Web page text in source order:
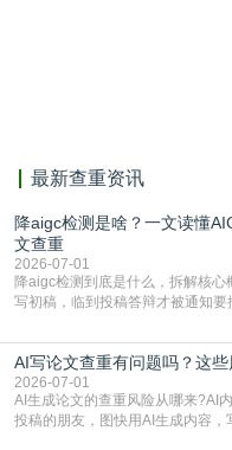
最新查重资讯
降aigc检测是啥？一文读懂
文查重
2026-07-01
降aigc检测到底是什么，拆解核
写初稿，临到投稿答辩才被通知要
怕是已经入行的科研人员，不少
准。其实，降aigc检测是伴随
了满足现在高校、期刊对AI生
AI写论文查重有问题吗？这
2026-07-01
AI生成论文的查重风险从哪来?AI
投稿的朋友，图快用AI生成内容，